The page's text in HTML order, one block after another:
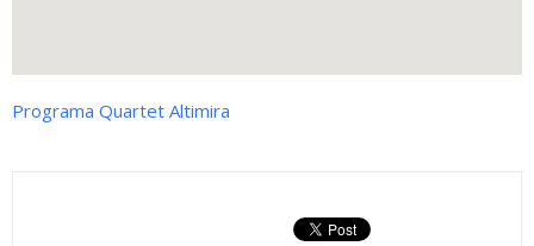
Programa Quartet Altimira